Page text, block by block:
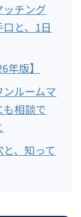
チング
と、1日
版】
ルームマ
相談で
、知って